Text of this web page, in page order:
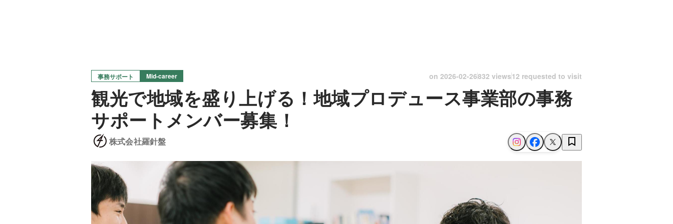
事務サポート Mid-career on 2026-02-26832 views12 requested to visit
観光で地域を盛り上げる！地域プロデュース事業部の事務
サポートメンバー募集！
株式会社羅針盤